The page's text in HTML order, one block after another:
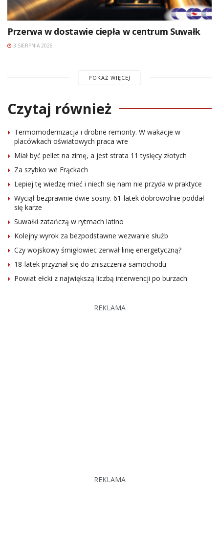
Przerwa w dostawie ciepła w centrum Suwałk
3 SIERPNIA 2026
POKAŻ WIĘCEJ
Czytaj również
Termomodernizacja i drobne remonty. W wakacje w
placówkach oświatowych praca wre
Miał być pellet na zimę, a jest strata 11 tysięcy złotych
Za szybko we Frąckach
Lepiej tę wiedzę mieć i niech się nam nie przyda w praktyce
Wyciął bezprawnie dwie sosny. 61-latek dobrowolnie poddał
się karze
Suwałki zatańczą w rytmach latino
Kolejny wyrok za bezpodstawne wezwanie służb
Czy wojskowy śmigłowiec zerwał linię energetyczną?
18-latek przyznał się do zniszczenia samochodu
Powiat ełcki z największą liczbą interwencji po burzach
REKLAMA
REKLAMA